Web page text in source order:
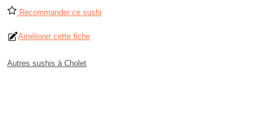
Recommander ce sushi
Améliorer cette fiche
Autres sushis à Cholet